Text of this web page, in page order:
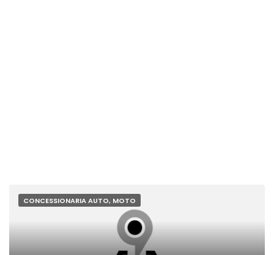
CONCESSIONARIA AUTO, MOTO